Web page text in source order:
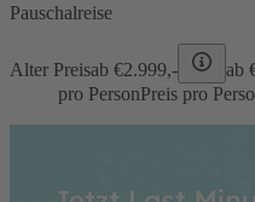
Pauschalreise
Alter Preisab €2.999,- ab
pro PersonPreis pro